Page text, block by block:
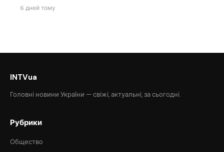
6 дней тому
INTVua
Головні новини України — свіжі, актуальні, за сьогодні.
Рубрики
Общество